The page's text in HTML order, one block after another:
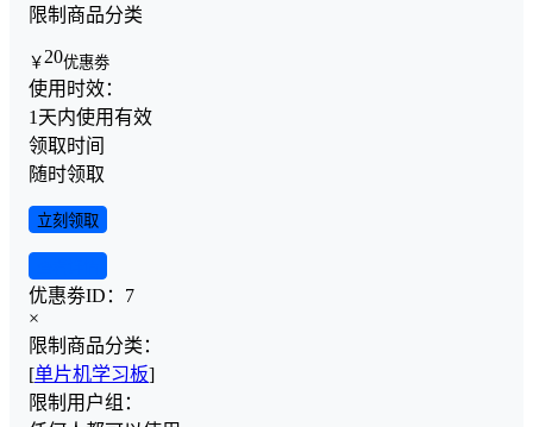
限制商品分类
￥ 20优惠劵
使用时效：
1天内使用有效
领取时间
随时领取
立刻领取
优惠劵ID： 7
×
限制商品分类：
[单片机学习板]
限制用户组：